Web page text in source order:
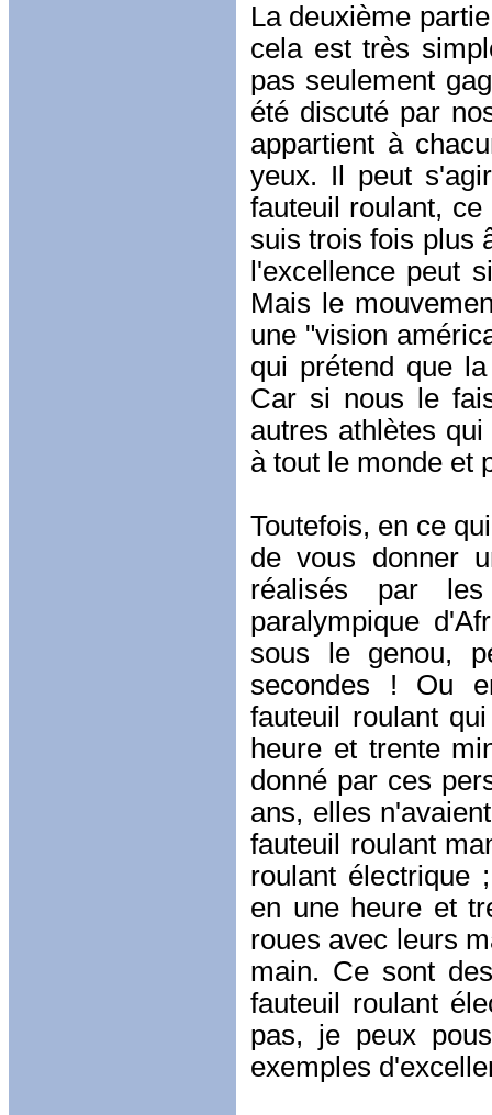
La deuxième
cela est très
pas seulement
été discuté par
appartient à
yeux. Il peut
fauteuil roulant,
suis trois fois plus
l'excellence peut
Mais le
une "vision
qui prétend que
Car si nous le
autres athlètes
à tout le monde et
Toutefois, en ce
de vous donner
réalisés par les
paralympique
sous le genou,
secondes ! Ou
fauteuil roulant
heure et trente
donné par ces
ans, elles
fauteuil roulant
roulant électrique
en une heure et
roues avec leurs
main. Ce sont
fauteuil roulant
pas, je peux
exemples